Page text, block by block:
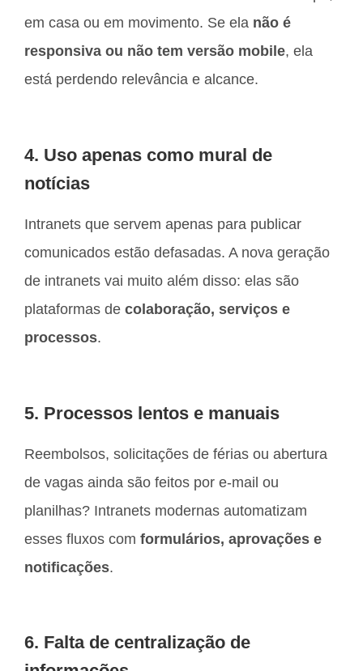
em casa ou em movimento. Se ela não é
responsiva ou não tem versão mobile, ela
está perdendo relevância e alcance.
4. Uso apenas como mural de
notícias
Intranets que servem apenas para publicar
comunicados estão defasadas. A nova geração
de intranets vai muito além disso: elas são
plataformas de colaboração, serviços e
processos.
5. Processos lentos e manuais
Reembolsos, solicitações de férias ou abertura
de vagas ainda são feitos por e-mail ou
planilhas? Intranets modernas automatizam
esses fluxos com formulários, aprovações e
notificações.
6. Falta de centralização de